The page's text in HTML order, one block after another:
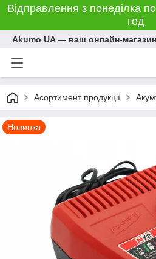
Відправлення з понеділка
год
Akumo UA — ваш онлайн-
Асортимент продукції
Новинка